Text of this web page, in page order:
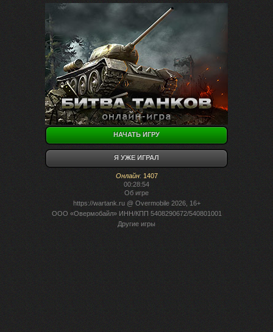
НАЧАТЬ ИГРУ
Я УЖЕ ИГРАЛ
Онлайн: 1407
00:28:54
Об игре
https://wartank.ru@ Overmobile 2026, 16+
ООО «Овермобайл» ИНН/КПП 5408290672/540801001
Другие игры